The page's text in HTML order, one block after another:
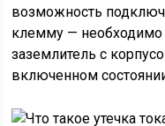
возможность
клемму — необходимо
заземлитель с
включенном